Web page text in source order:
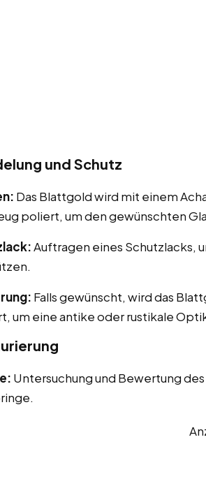
und Schutz
Das Blattgold wird mit einem
poliert, um den gewünschten
Auftragen eines Schutzlacks,
Falls gewünscht, wird das
um eine antike oder rustikale
Untersuchung und Bewertung